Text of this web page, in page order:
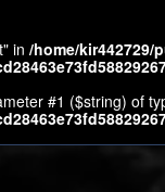
in/home/kir442729/
#1 ($string) of